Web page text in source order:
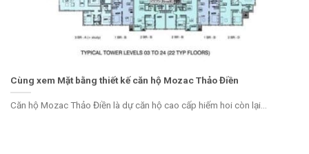
Cùng xem Mặt bằng thiết kế căn hộ Mozac Thảo Điền
Căn hộ Mozac Thảo Điền là dự căn hộ cao cấp hiếm hoi còn lại...